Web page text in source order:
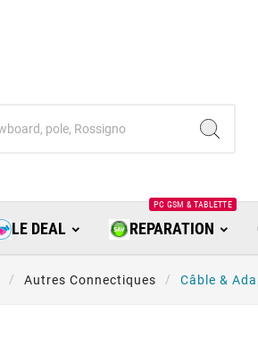
LE DEAL REPARATION
PC GSM & TABLETTE
Autres Connectiques Câble &